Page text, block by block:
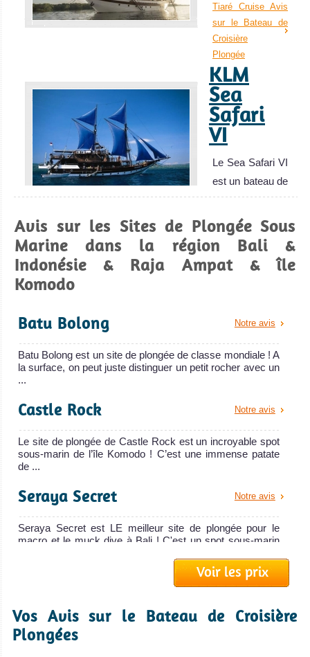
spots de
plongée pour la
sous-marine
macro.
Biodiversité
incroyable !
Lembeh Strait
Îles Gilis, Lombok
Plonger aux îles Gili est idéal pour nager avec des tortues
Îles Gilis, Lombok Avis sur la plongée
pélagiques chassant dans les courants et nombreux
requins. Visite régulière de requins marteaux et de Mola
Tiaré Cruise Avis
sur le Bateau de
Croisière
Plongée
KLM
Sea
Safari
VI
Le Sea Safari VI
est un bateau de
croisi
KLM Sea Safari VI
Avis sur le Bateau
de Croisière
Plongée
MV Pelagian
Le MV Pelagian propose un croisière-plon
MV
Black
Manta
. Attention… Le
Black Manta est
MV Black Manta
Avis sur les Sites de Plongée Sous
Marine dans la région Bali &
Indonésie & Raja Ampat & île
Komodo
Notre avis
Batu Bolong
Batu Bolong est un site de plongée de classe mondiale ! A
la surface, on peut juste distinguer un petit rocher avec un
...
Notre avis
Castle Rock
Le site de plongée de Castle Rock est un incroyable spot
sous-marin de l’île Komodo ! C’est une immense patate
de ...
Notre avis
Seraya Secret
Seraya Secret est LE meilleur site de plongée pour le
macro et le muck dive à Bali ! C'est un spot sous-marin
Notre avis
Ce site est l’un des meilleurs spots de plongée du parc
national de Komodo ! A ne pas manquer ! Les Le banc de
sable...
Voir les prix
Vos Avis sur le Bateau de Croisière
Plongées